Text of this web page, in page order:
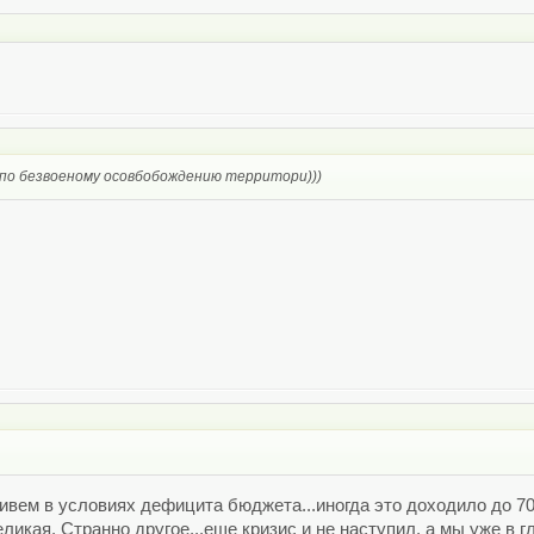
безвоеному осовбобождению территори)))
в условиях дефицита бюджета...иногда это доходило до
Странно другое...еще кризис и не наступил, а мы уже в